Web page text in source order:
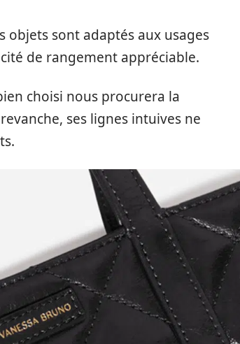
objets sont adaptés aux usages
de rangement appréciable.
choisi nous procurera la
ses lignes intuives ne